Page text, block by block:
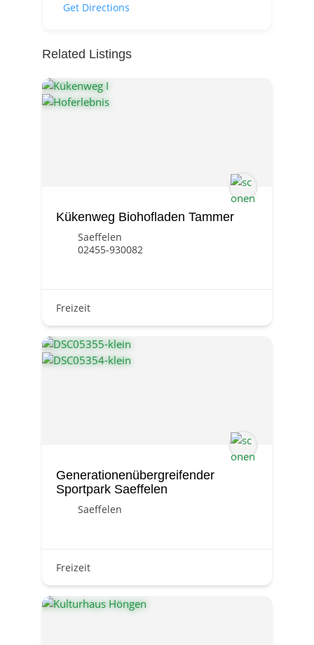
Get Directions
Related Listings
Kükenweg Biohofladen Tammer
Saeffelen
02455-930082
Freizeit
Generationenübergreifender
Sportpark Saeffelen
Saeffelen
Freizeit